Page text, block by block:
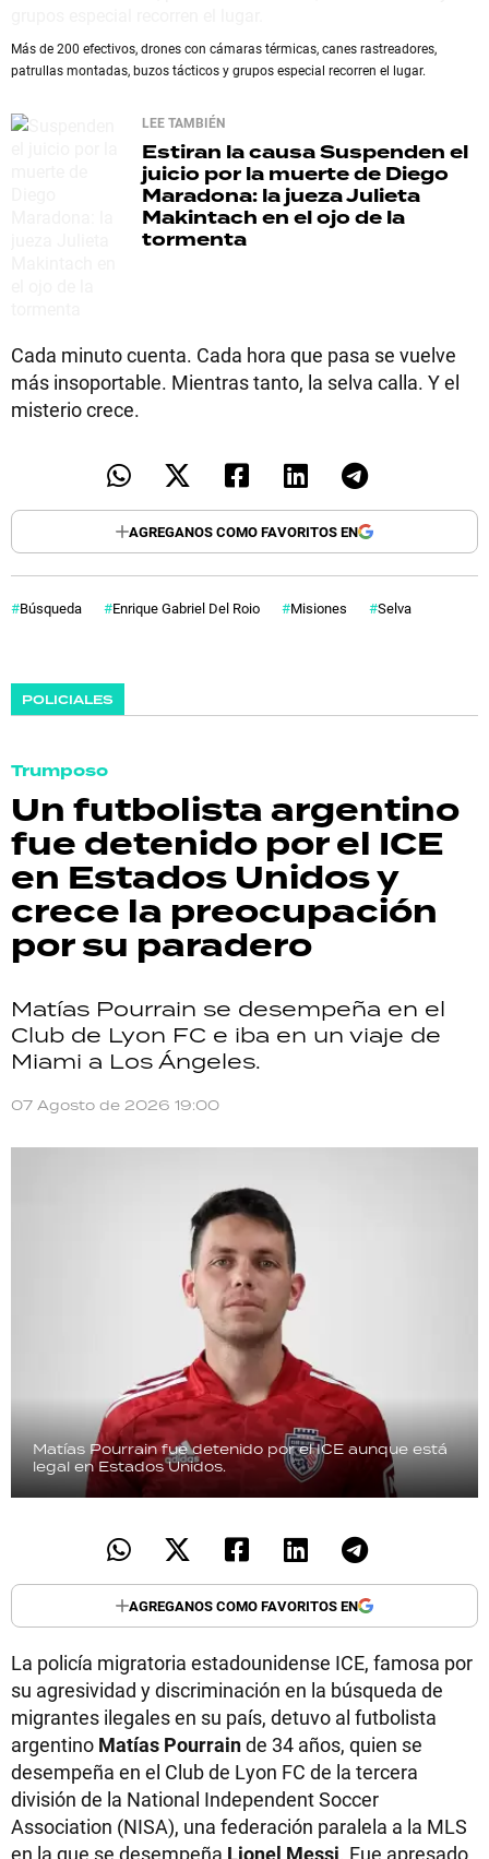
Más de 200 efectivos, drones con cámaras térmicas, canes rastreadores,
patrullas montadas, buzos tácticos y grupos especial recorren el lugar.
LEE TAMBIÉN
Estiran la causaSuspenden el
juicio por la muerte de Diego
Maradona: la jueza Julieta
Makintach en el ojo de la
tormenta
Cada minuto cuenta. Cada hora que pasa se vuelve
más insoportable. Mientras tanto, la selva calla. Y el
misterio crece.
AGREGANOS COMO FAVORITOS EN
Búsqueda Enrique Gabriel Del Roio Misiones Selva
POLICIALES
Trumposo
Un futbolista argentino
fue detenido por el ICE
en Estados Unidos y
crece la preocupación
por su paradero
Matías Pourrain se desempeña en el
Club de Lyon FC e iba en un viaje de
Miami a Los Ángeles.
07 Agosto de 2026 19:00
Matías Pourrain fue detenido por el ICE aunque está
legal en Estados Unidos.
AGREGANOS COMO FAVORITOS EN
La policía migratoria estadounidense ICE, famosa por
su agresividad y discriminación en la búsqueda de
migrantes ilegales en su país, detuvo al futbolista
argentino Matías Pourrainde 34 años, quien se
desempeña en el Club de Lyon FC de la tercera
división de la National Independent Soccer
Association (NISA), una federación paralela a la MLS
en la que se desempeña Lionel Messi. Fue apresado